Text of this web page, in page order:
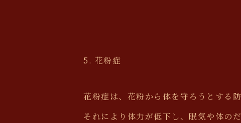
5. 花粉症
花粉症は、花粉から体を守ろうとする
それにより体力が低下し、眠気や体のだ